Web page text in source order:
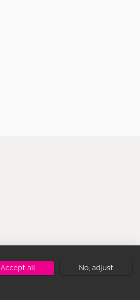
Accept all No, adjust